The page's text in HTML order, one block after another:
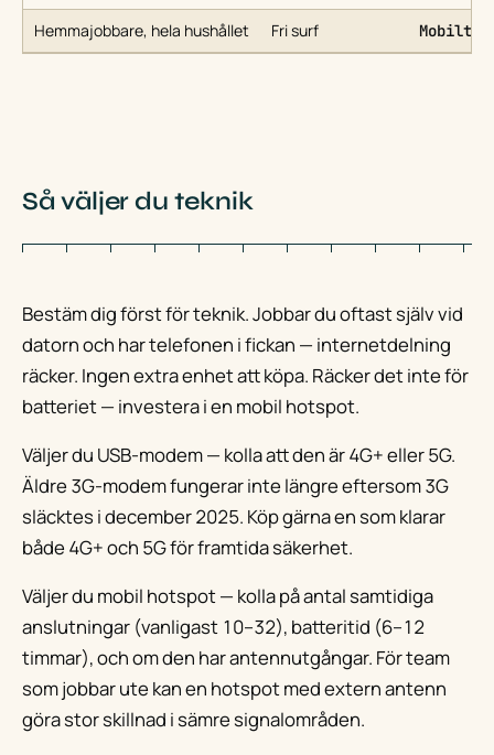
Hemmajobbare, hela hushållet Fri surf Mobilt
Så väljer du teknik
Bestäm dig först för teknik. Jobbar du oftast själv vid
datorn och har telefonen i fickan — internetdelning
räcker. Ingen extra enhet att köpa. Räcker det inte för
batteriet — investera i en mobil hotspot.
Väljer du USB-modem — kolla att den är 4G+ eller 5G.
Äldre 3G-modem fungerar inte längre eftersom 3G
släcktes i december 2025. Köp gärna en som klarar
både 4G+ och 5G för framtida säkerhet.
Väljer du mobil hotspot — kolla på antal samtidiga
anslutningar (vanligast 10–32), batteritid (6–12
timmar), och om den har antennutgångar. För team
som jobbar ute kan en hotspot med extern antenn
göra stor skillnad i sämre signalområden.